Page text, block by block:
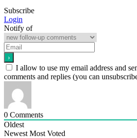
Subscribe
Login
Notify of
I allow to use my email address and
comments and replies (you can
0 Comments
Oldest
Newest Most Voted